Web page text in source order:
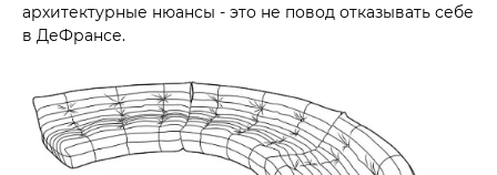
архитектурные нюансы - это не повод отказывать себе
в ДеФрансе.